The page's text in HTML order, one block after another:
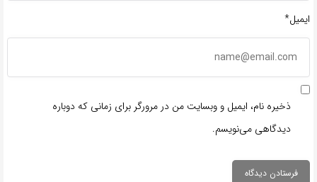
ایمیل*
ذخیره نام، ایمیل و وبسایت من در مرورگر برای زمانی که دوباره
دیدگاهی می‌نویسم.